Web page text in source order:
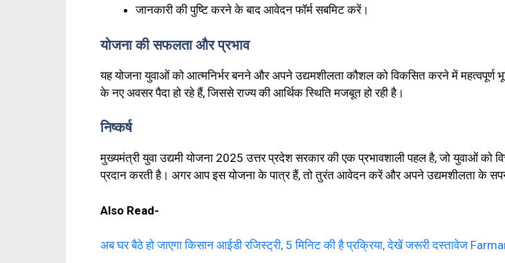
जानकारी की पुष्टि करने के बाद आवेदन फॉर्म सबमिट करें।
योजना की सफलता और प्रभाव
यह योजना युवाओं को आत्मनिर्भर बनने और अपने उद्यमशीलता कौशल को विकसित करने में महत्वपूर्ण
के नए अवसर पैदा हो रहे हैं, जिससे राज्य की आर्थिक स्थिति मजबूत हो रही है।
निष्कर्ष
मुख्यमंत्री युवा उद्यमी योजना 2025 उत्तर प्रदेश सरकार की एक प्रभावशाली पहल है, जो युवाओं को
प्रदान करती है। अगर आप इस योजना के पात्र हैं, तो तुरंत आवेदन करें और अपने उद्यमशीलता के
Also Read-
अब घर बैठे हो जाएगा किसान आईडी रजिस्ट्री, 5 मिनिट की है प्रक्रिया, देखें जरूरी दस्तावेज